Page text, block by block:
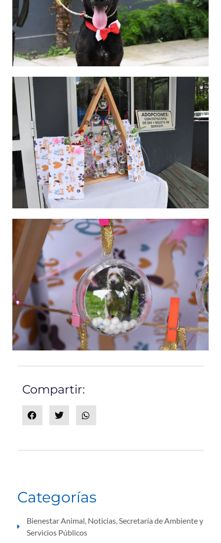
Compartir:
Categorías
Bienestar Animal, Noticias,Secretaría de Ambiente y
Servicios Públicos